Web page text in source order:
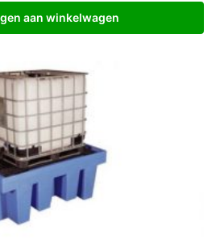
aan winkelwagen